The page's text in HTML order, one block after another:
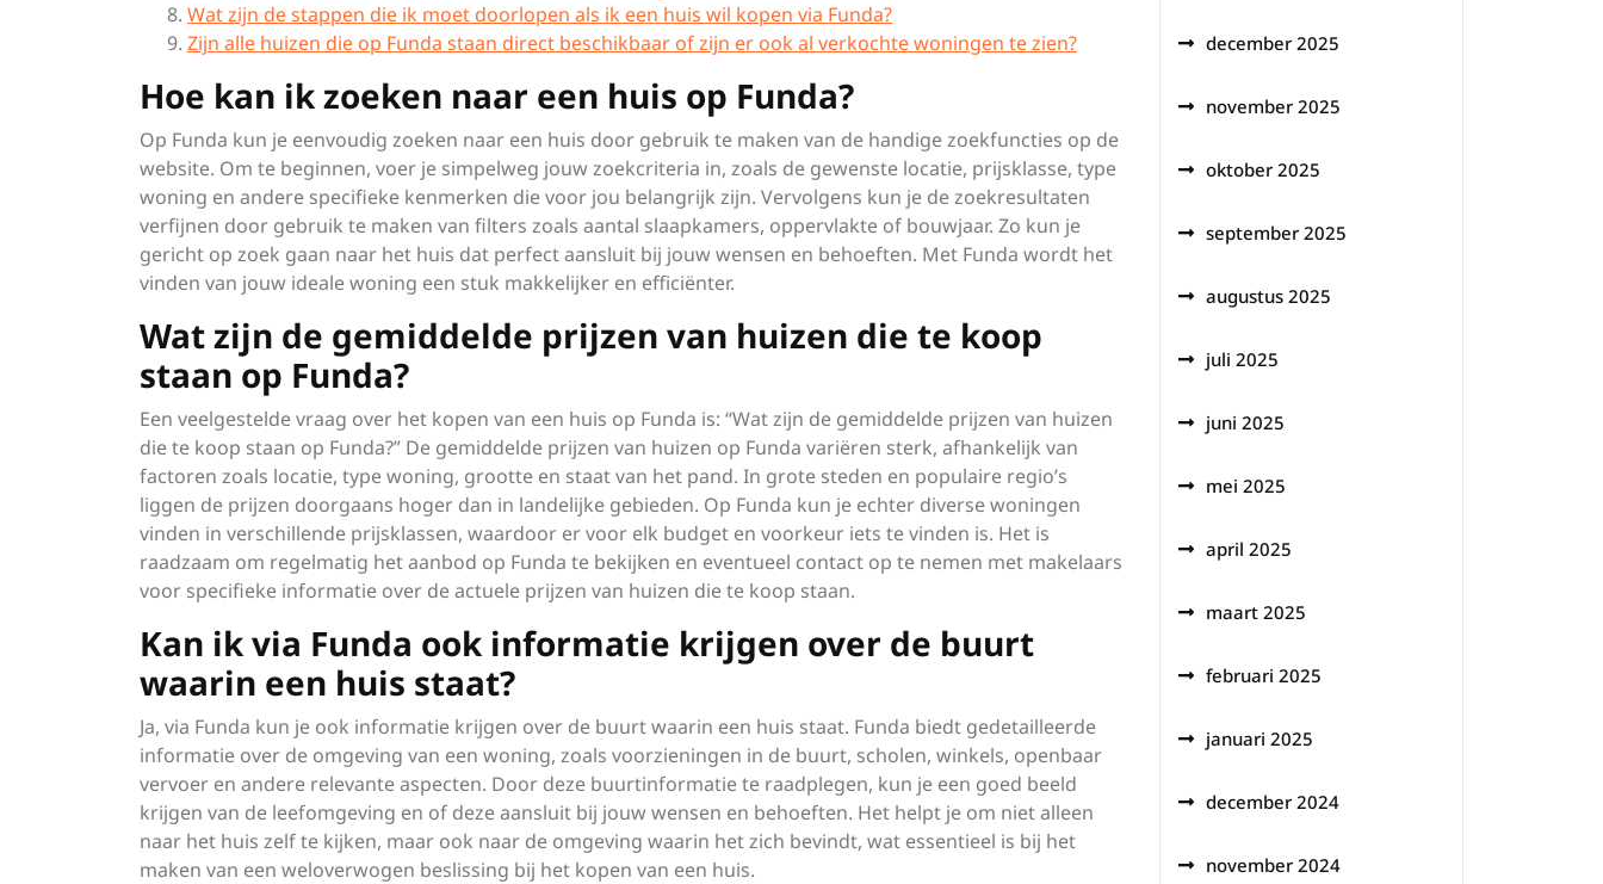
Wat zijn de stappen die ik moet doorlopen als ik een huis wil kopen via Funda?
Zijn alle huizen die op Funda staan direct beschikbaar of zijn er ook al verkochte woningen te zien?
Hoe kan ik zoeken naar een huis op Funda?
Op Funda kun je eenvoudig zoeken naar een huis door gebruik te maken van de handige zoekfuncties op de
website. Om te beginnen, voer je simpelweg jouw zoekcriteria in, zoals de gewenste locatie, prijsklasse, type
woning en andere specifieke kenmerken die voor jou belangrijk zijn. Vervolgens kun je de zoekresultaten
verfijnen door gebruik te maken van filters zoals aantal slaapkamers, oppervlakte of bouwjaar. Zo kun je
gericht op zoek gaan naar het huis dat perfect aansluit bij jouw wensen en behoeften. Met Funda wordt het
vinden van jouw ideale woning een stuk makkelijker en efficiënter.
Wat zijn de gemiddelde prijzen van huizen die te koop
staan op Funda?
Een veelgestelde vraag over het kopen van een huis op Funda is: “Wat zijn de gemiddelde prijzen van huizen
die te koop staan op Funda?” De gemiddelde prijzen van huizen op Funda variëren sterk, afhankelijk van
factoren zoals locatie, type woning, grootte en staat van het pand. In grote steden en populaire regio’s
liggen de prijzen doorgaans hoger dan in landelijke gebieden. Op Funda kun je echter diverse woningen
vinden in verschillende prijsklassen, waardoor er voor elk budget en voorkeur iets te vinden is. Het is
raadzaam om regelmatig het aanbod op Funda te bekijken en eventueel contact op te nemen met makelaars
voor specifieke informatie over de actuele prijzen van huizen die te koop staan.
Kan ik via Funda ook informatie krijgen over de buurt
waarin een huis staat?
Ja, via Funda kun je ook informatie krijgen over de buurt waarin een huis staat. Funda biedt gedetailleerde
informatie over de omgeving van een woning, zoals voorzieningen in de buurt, scholen, winkels, openbaar
vervoer en andere relevante aspecten. Door deze buurtinformatie te raadplegen, kun je een goed beeld
krijgen van de leefomgeving en of deze aansluit bij jouw wensen en behoeften. Het helpt je om niet alleen
naar het huis zelf te kijken, maar ook naar de omgeving waarin het zich bevindt, wat essentieel is bij het
maken van een weloverwogen beslissing bij het kopen van een huis.
december 2025
november 2025
oktober 2025
september 2025
augustus 2025
juli 2025
juni 2025
mei 2025
april 2025
maart 2025
februari 2025
januari 2025
december 2024
november 2024